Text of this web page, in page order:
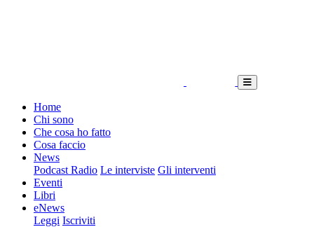
Home
Chi sono
Che cosa ho fatto
Cosa faccio
News
Podcast Radio Le interviste Gli interventi
Eventi
Libri
eNews
Leggi Iscriviti